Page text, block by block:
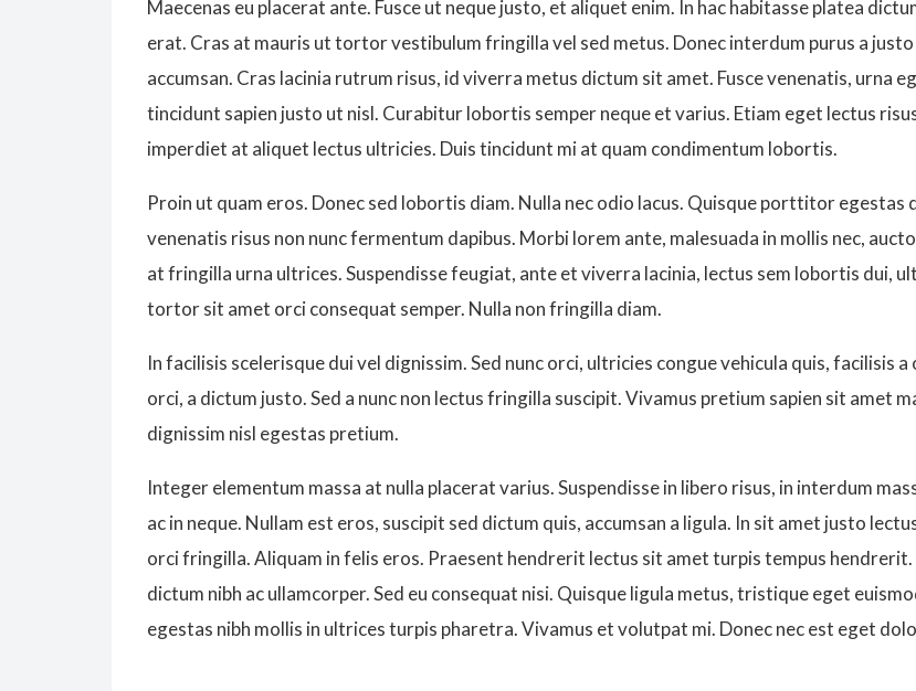
Maecenas eu placerat ante. Fusce ut neque justo, et aliquet enim. In hac habitasse platea
erat. Cras at mauris ut tortor vestibulum fringilla vel sed metus. Donec interdum purus a
accumsan. Cras lacinia rutrum risus, id viverra metus dictum sit amet. Fusce venenatis, urna
tincidunt sapien justo ut nisl. Curabitur lobortis semper neque et varius. Etiam eget lectus
imperdiet at aliquet lectus ultricies. Duis tincidunt mi at quam condimentum lobortis.
Proin ut quam eros. Donec sed lobortis diam. Nulla nec odio lacus. Quisque porttitor egestas
venenatis risus non nunc fermentum dapibus. Morbi lorem ante, malesuada in mollis nec,
at fringilla urna ultrices. Suspendisse feugiat, ante et viverra lacinia, lectus sem lobortis dui,
tortor sit amet orci consequat semper. Nulla non fringilla diam.
In facilisis scelerisque dui vel dignissim. Sed nunc orci, ultricies congue vehicula quis, facilisis
orci, a dictum justo. Sed a nunc non lectus fringilla suscipit. Vivamus pretium sapien sit amet
dignissim nisl egestas pretium.
Integer elementum massa at nulla placerat varius. Suspendisse in libero risus, in interdum
ac in neque. Nullam est eros, suscipit sed dictum quis, accumsan a ligula. In sit amet justo
orci fringilla. Aliquam in felis eros. Praesent hendrerit lectus sit amet turpis tempus
dictum nibh ac ullamcorper. Sed eu consequat nisi. Quisque ligula metus, tristique eget
egestas nibh mollis in ultrices turpis pharetra. Vivamus et volutpat mi. Donec nec est eget